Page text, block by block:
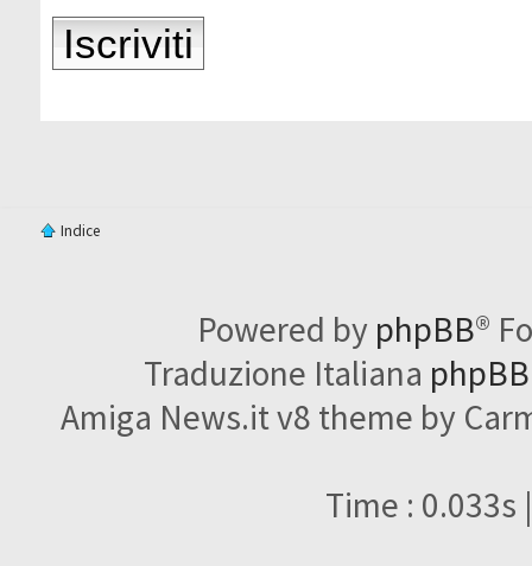
Iscriviti
Indice
Powered by phpBB®
Traduzione Italiana
Amiga News.it v8 theme by
Time : 0.033s